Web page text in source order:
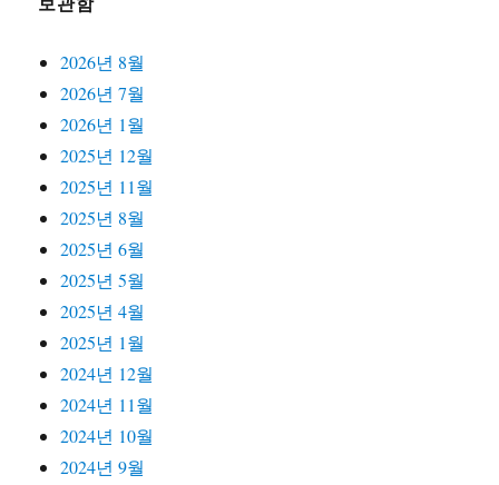
2026년 8월
2026년 7월
2026년 1월
2025년 12월
2025년 11월
2025년 8월
2025년 6월
2025년 5월
2025년 4월
2025년 1월
2024년 12월
2024년 11월
2024년 10월
2024년 9월